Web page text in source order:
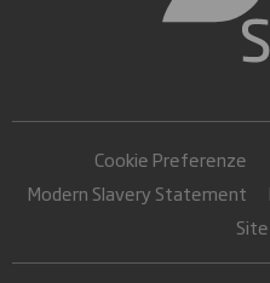
Cookie Preferenze
Modern Slavery Statement